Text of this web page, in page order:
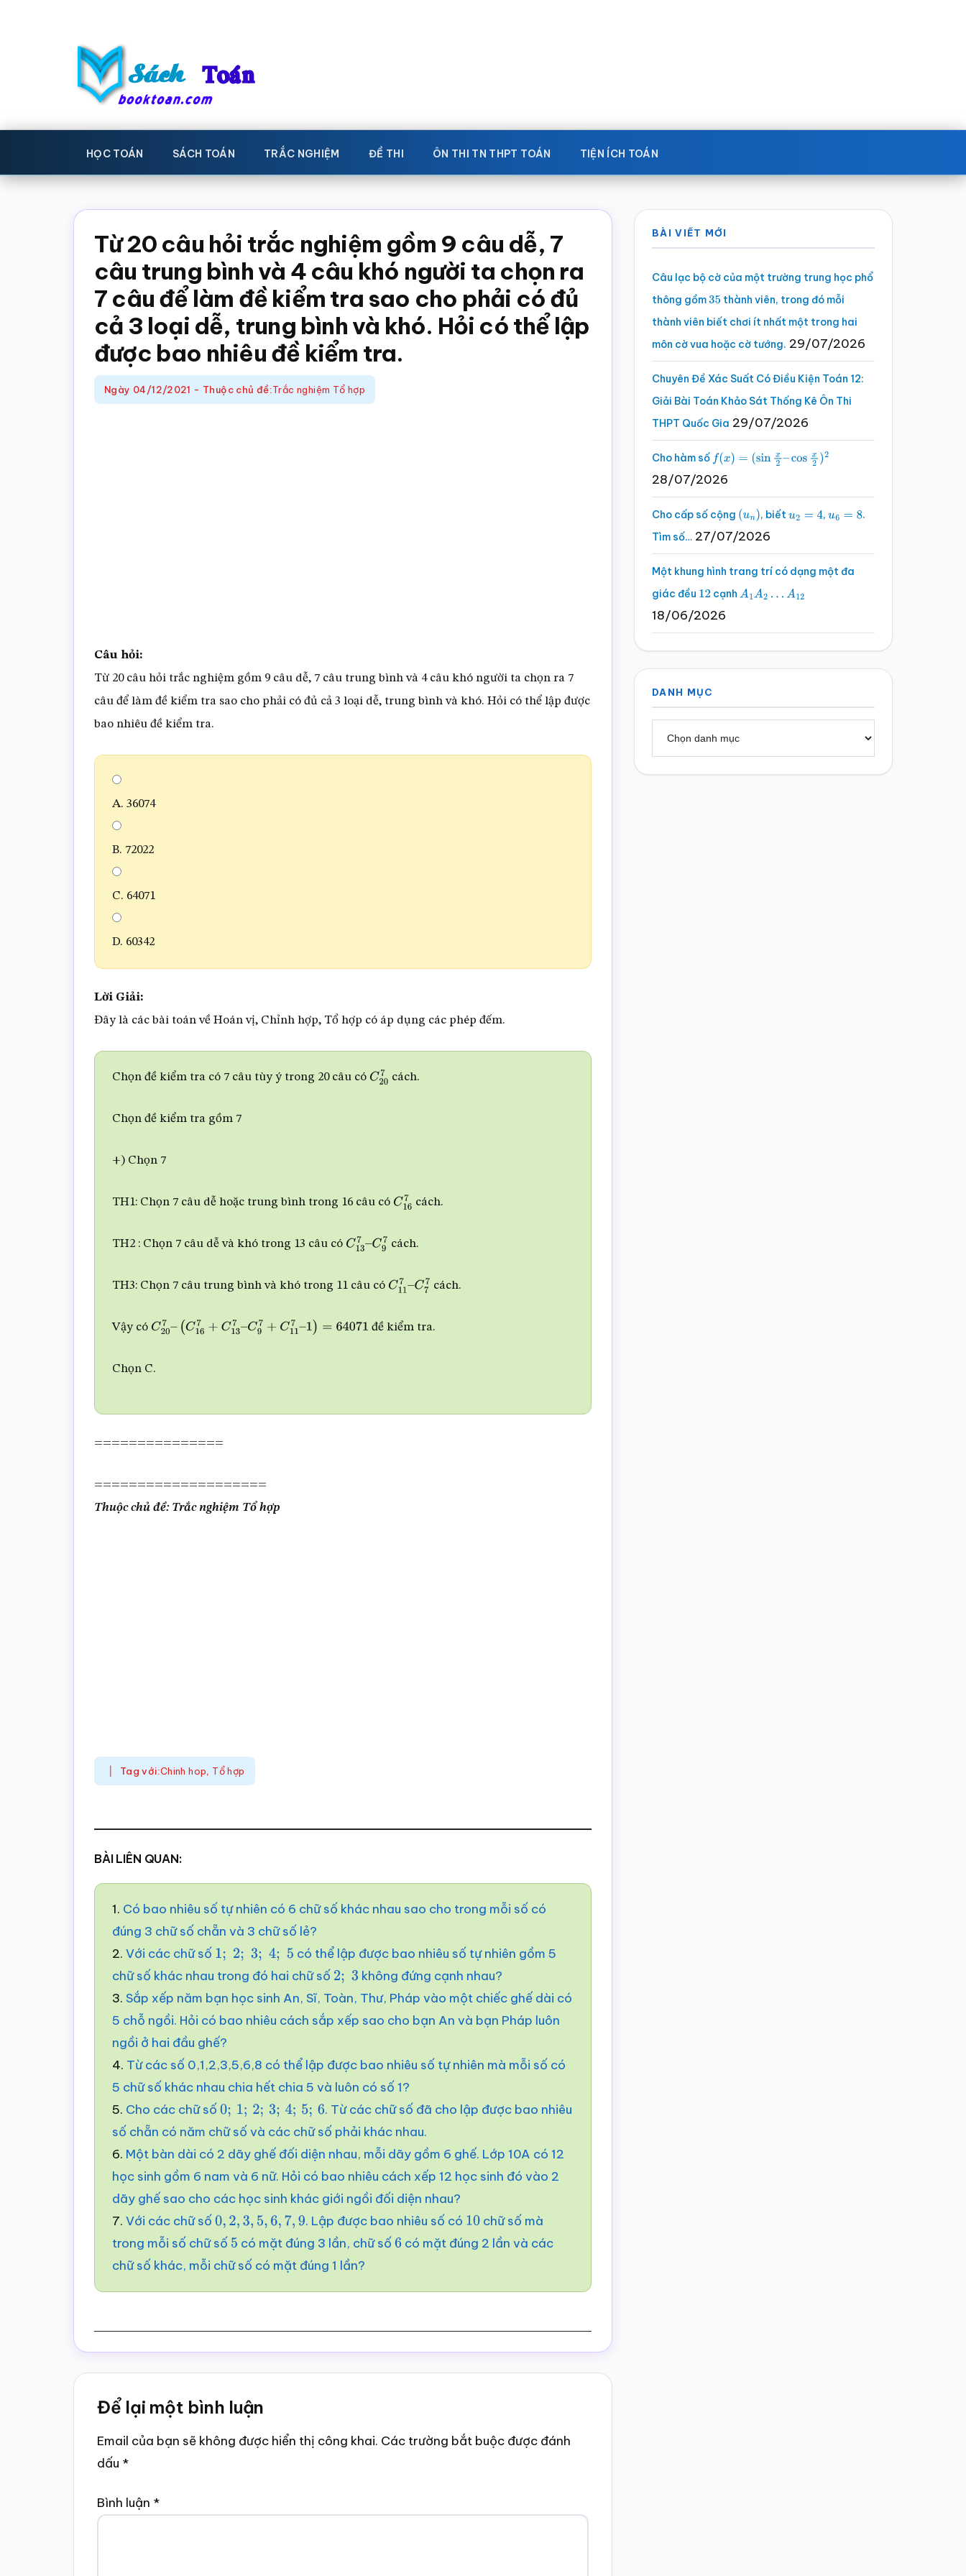
Sách
Toán
-
Học
toán
Học
toán,
toán,
Sách
khoa
Toán,
trắc
nghiệm
online
HỌC TOÁN SÁCH TOÁN TRẮC NGHIỆM ĐỀ THI ÔN THI TN THPT TOÁN TIỆN ÍCH TOÁN
Từ 20 câu hỏi trắc nghiệm gồm 9 câu dễ, 7
câu trung bình và 4 câu khó người ta chọn ra
7 câu để làm đề kiểm tra sao cho phải có đủ
cả 3 loại dễ, trung bình và khó. Hỏi có thể lập
được bao nhiêu đề kiểm tra.
Ngày 04/12/2021 - Thuộc chủ đề:Trắc nghiệm Tổ hợp
Câu hỏi:
Từ 20 câu hỏi trắc nghiệm gồm 9 câu dễ, 7 câu trung bình và 4 câu khó người ta chọn ra 7
câu để làm đề kiểm tra sao cho phải có đủ cả 3 loại dễ, trung bình và khó. Hỏi có thể lập được
bao nhiêu đề kiểm tra.
A. 36074
B. 72022
C. 64071
D. 60342
Lời Giải:
Đây là các bài toán về Hoán vị, Chỉnh hợp, Tổ hợp có áp dụng các phép đếm.
Chọn đề kiểm tra có 7 câu tùy ý trong 20 câu có C20 7cách.
Chọn đề kiểm tra gồm 7
+) Chọn 7
TH1: Chọn 7 câu dễ hoặc trung bình trong 16 câu có C16 7cách.
TH2 : Chọn 7 câu dễ và khó trong 13 câu có C13
–
cách.
TH3: Chọn 7 câu trung bình và khó trong 11 câu có C11
–
cách.
Vậy có C20 –(C16 7 +C13 –C 7 +C11 7–1 )= 64071 đề kiểm tra.
Chọn C.
===============
====================
Thuộc chủ đề: Trắc nghiệm Tổ hợp
Tag với:Chinh hop, Tổ hợp
BÀI LIÊN QUAN:
1. Có bao nhiêu số tự nhiên có 6 chữ số khác nhau sao cho trong mỗi số có
đúng 3 chữ số chẵn và 3 chữ số lẻ?
2. Với các chữ số 1;2 3; 4;5
có thể lập được bao nhiêu số tự nhiên gồm 5
chữ số khác nhau trong đó hai chữ số 2; 3
không đứng cạnh nhau?
3. Sắp xếp năm bạn học sinh An, Sĩ, Toàn, Thư, Pháp vào một chiếc ghế dài có
5 chỗ ngồi. Hỏi có bao nhiêu cách sắp xếp sao cho bạn An và bạn Pháp luôn
ngồi ở hai đầu ghế?
4. Từ các số 0,1,2,3,5,6,8 có thể lập được bao nhiêu số tự nhiên mà mỗi số có
5 chữ số khác nhau chia hết chia 5 và luôn có số 1?
5. Cho các chữ số 0; ;2 3;4;5 6
. Từ các chữ số đã cho lập được bao nhiêu
số chẵn có năm chữ số và các chữ số phải khác nhau.
6. Một bàn dài có 2 dãy ghế đối diện nhau, mỗi dãy gồm 6 ghế. Lớp 10A có 12
học sinh gồm 6 nam và 6 nữ. Hỏi có bao nhiêu cách xếp 12 học sinh đó vào 2
dãy ghế sao cho các học sinh khác giới ngồi đối diện nhau?
7. Với các chữ số 0, 2,3,5,6 ,7 9 . Lập được bao nhiêu số có 10 chữ số mà
trong mỗi số chữ số 5 có mặt đúng 3 lần, chữ số6 có mặt đúng 2 lần và các
chữ số khác, mỗi chữ số có mặt đúng 1 lần?
Reader
Interactions
Để lại một bình luận
Email của bạn sẽ không được hiển thị công khai. Các trường bắt buộc được đánh
dấu *
Bình luận *
Sidebar
chính
BÀI VIẾT MỚI
Câu lạc bộ cờ của một trường trung học phổ
thông gồm35 thành viên, trong đó mỗi
thành viên biết chơi ít nhất một trong hai
môn cờ vua hoặc cờ tướng. 29/07/2026
Chuyên Đề Xác Suất Có Điều Kiện Toán 12:
Giải Bài Toán Khảo Sát Thống Kê Ôn Thi
THPT Quốc Gia 29/07/2026
Cho hàm số f(x)=(sinx2 –cosx2 )2
28/07/2026
Cho cấp số cộng (un), biếtu2 =4 , u6 =8
.
Tìm số… 27/07/2026
Một khung hình trang trí có dạng một đa
giác đều 12 cạnh A1A2…A 12
18/06/2026
DANH MỤC